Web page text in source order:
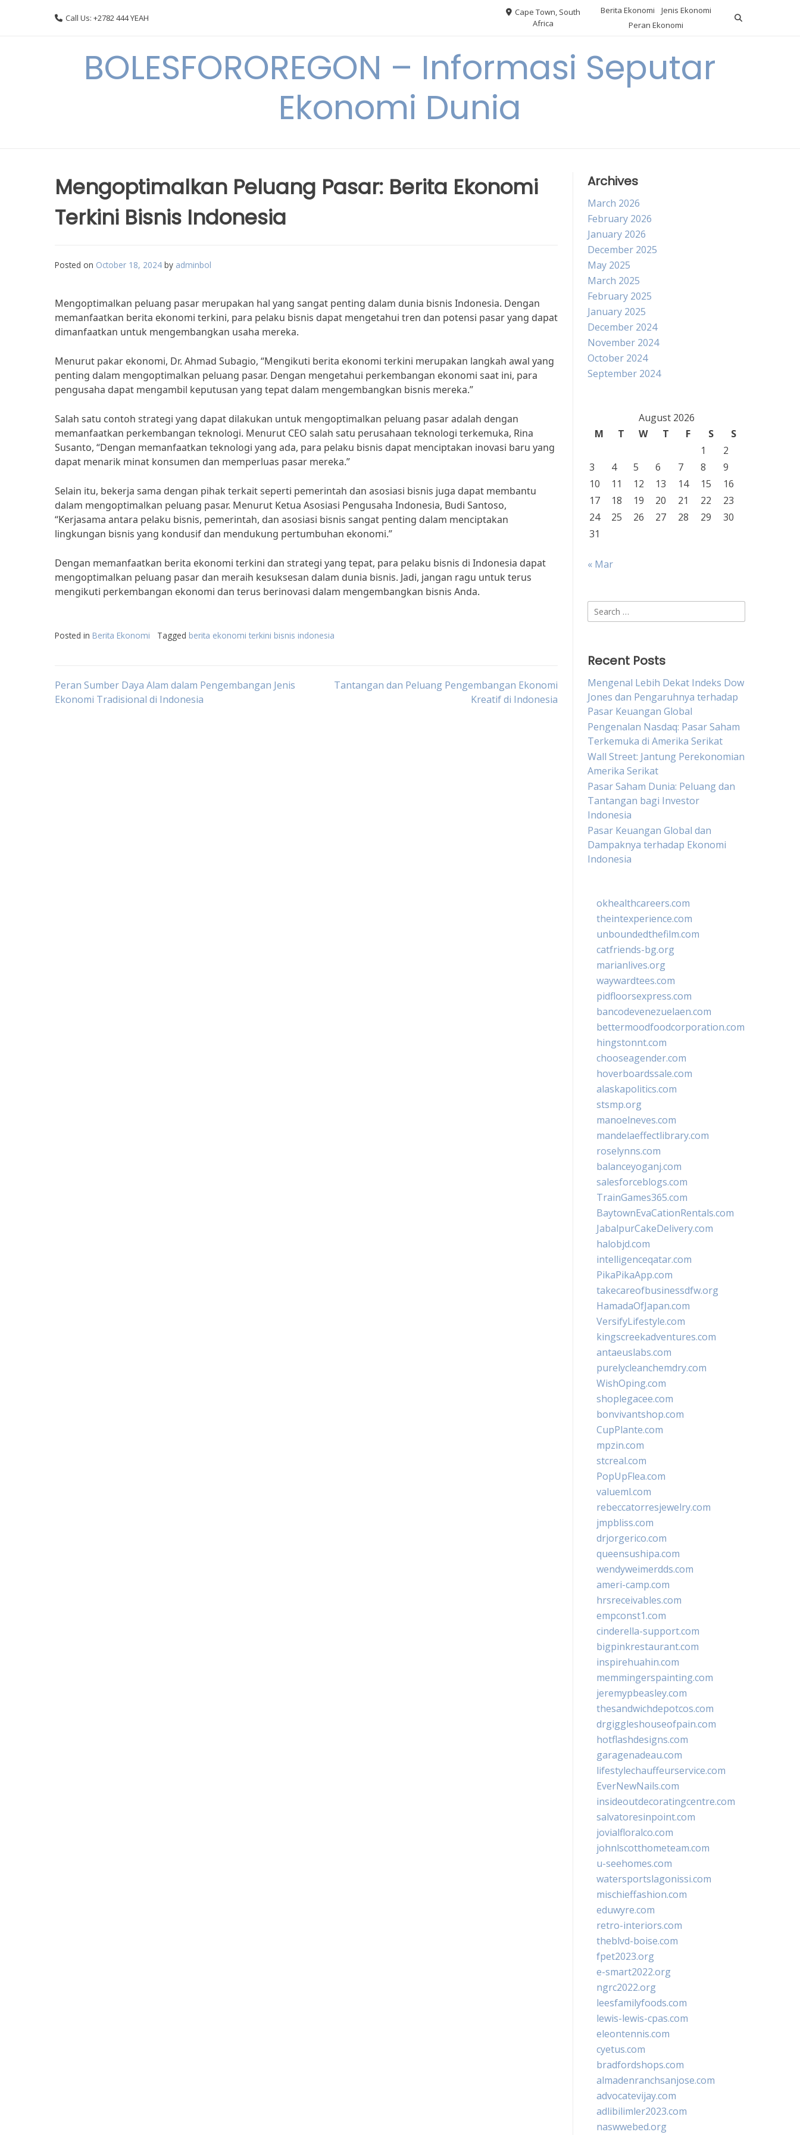
Call Us: +2782 444 YEAH
Cape Town, South
Africa
Berita Ekonomi
Jenis Ekonomi
Peran Ekonomi
BOLESFOROREGON – Informasi Seputar
Ekonomi Dunia
Mengoptimalkan Peluang Pasar: Berita Ekonomi
Terkini Bisnis Indonesia
Posted on October 18, 2024 by adminbol
Mengoptimalkan peluang pasar merupakan hal yang sangat penting dalam dunia bisnis Indonesia. Dengan
memanfaatkan berita ekonomi terkini, para pelaku bisnis dapat mengetahui tren dan potensi pasar yang dapat
dimanfaatkan untuk mengembangkan usaha mereka.
Menurut pakar ekonomi, Dr. Ahmad Subagio, “Mengikuti berita ekonomi terkini merupakan langkah awal yang
penting dalam mengoptimalkan peluang pasar. Dengan mengetahui perkembangan ekonomi saat ini, para
pengusaha dapat mengambil keputusan yang tepat dalam mengembangkan bisnis mereka.”
Salah satu contoh strategi yang dapat dilakukan untuk mengoptimalkan peluang pasar adalah dengan
memanfaatkan perkembangan teknologi. Menurut CEO salah satu perusahaan teknologi terkemuka, Rina
Susanto, “Dengan memanfaatkan teknologi yang ada, para pelaku bisnis dapat menciptakan inovasi baru yang
dapat menarik minat konsumen dan memperluas pasar mereka.”
Selain itu, bekerja sama dengan pihak terkait seperti pemerintah dan asosiasi bisnis juga dapat membantu
dalam mengoptimalkan peluang pasar. Menurut Ketua Asosiasi Pengusaha Indonesia, Budi Santoso,
“Kerjasama antara pelaku bisnis, pemerintah, dan asosiasi bisnis sangat penting dalam menciptakan
lingkungan bisnis yang kondusif dan mendukung pertumbuhan ekonomi.”
Dengan memanfaatkan berita ekonomi terkini dan strategi yang tepat, para pelaku bisnis di Indonesia dapat
mengoptimalkan peluang pasar dan meraih kesuksesan dalam dunia bisnis. Jadi, jangan ragu untuk terus
mengikuti perkembangan ekonomi dan terus berinovasi dalam mengembangkan bisnis Anda.
Posted in Berita Ekonomi Tagged berita ekonomi terkini bisnis indonesia
Post
Peran Sumber Daya Alam dalam Pengembangan Jenis
Ekonomi Tradisional di Indonesia
Tantangan dan Peluang Pengembangan Ekonomi
Kreatif di Indonesia
Archives
March 2026
February 2026
January 2026
December 2025
May 2025
March 2025
February 2025
January 2025
December 2024
November 2024
October 2024
September 2024
August 2026
M
T W T F S
S
1
2
3
4 5 6 7 8
9
10
11 12 13 14 15
16
17
18 19 20 21 22
23
24
25 26 27 28 29
30
31
« Mar
Search
for:
Recent Posts
Mengenal Lebih Dekat Indeks Dow
Jones dan Pengaruhnya terhadap
Pasar Keuangan Global
Pengenalan Nasdaq: Pasar Saham
Terkemuka di Amerika Serikat
Wall Street: Jantung Perekonomian
Amerika Serikat
Pasar Saham Dunia: Peluang dan
Tantangan bagi Investor
Indonesia
Pasar Keuangan Global dan
Dampaknya terhadap Ekonomi
Indonesia
okhealthcareers.com
theintexperience.com
unboundedthefilm.com
catfriends-bg.org
marianlives.org
waywardtees.com
pidfloorsexpress.com
bancodevenezuelaen.com
bettermoodfoodcorporation.com
hingstonnt.com
chooseagender.com
hoverboardssale.com
alaskapolitics.com
stsmp.org
manoelneves.com
mandelaeffectlibrary.com
roselynns.com
balanceyoganj.com
salesforceblogs.com
TrainGames365.com
BaytownEvaCationRentals.com
JabalpurCakeDelivery.com
halobjd.com
intelligenceqatar.com
PikaPikaApp.com
takecareofbusinessdfw.org
HamadaOfJapan.com
VersifyLifestyle.com
kingscreekadventures.com
antaeuslabs.com
purelycleanchemdry.com
WishOping.com
shoplegacee.com
bonvivantshop.com
CupPlante.com
mpzin.com
stcreal.com
PopUpFlea.com
valueml.com
rebeccatorresjewelry.com
jmpbliss.com
drjorgerico.com
queensushipa.com
wendyweimerdds.com
ameri-camp.com
hrsreceivables.com
empconst1.com
cinderella-support.com
bigpinkrestaurant.com
inspirehuahin.com
memmingerspainting.com
jeremypbeasley.com
thesandwichdepotcos.com
drgiggleshouseofpain.com
hotflashdesigns.com
garagenadeau.com
lifestylechauffeurservice.com
EverNewNails.com
insideoutdecoratingcentre.com
salvatoresinpoint.com
jovialfloralco.com
johnlscotthometeam.com
u-seehomes.com
watersportslagonissi.com
mischieffashion.com
eduwyre.com
retro-interiors.com
theblvd-boise.com
fpet2023.org
e-smart2022.org
ngrc2022.org
leesfamilyfoods.com
lewis-lewis-cpas.com
eleontennis.com
cyetus.com
bradfordshops.com
almadenranchsanjose.com
advocatevijay.com
adlibilimler2023.com
naswwebed.org